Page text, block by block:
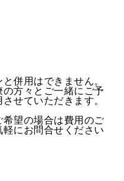
併用はできません。
方々とご一緒にご予
せていただきます。
望の場合は費用のご
にお問合せください